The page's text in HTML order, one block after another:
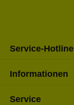
Service-Hotline
Informationen
Service